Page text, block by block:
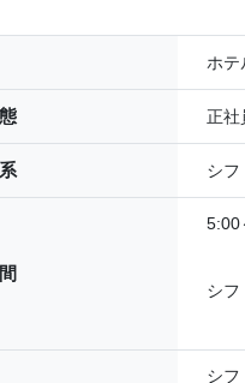
ホテ
正社
シフ
5:00
シフ
シフ